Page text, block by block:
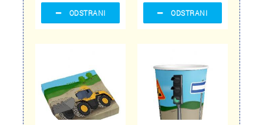
ODSTRANI ODSTRANI